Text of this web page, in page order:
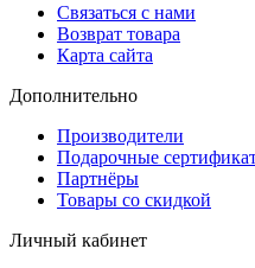
Связаться с нами
Возврат товара
Карта сайта
Дополнительно
Производители
Подарочные
Партнёры
Товары со скидкой
Личный кабинет